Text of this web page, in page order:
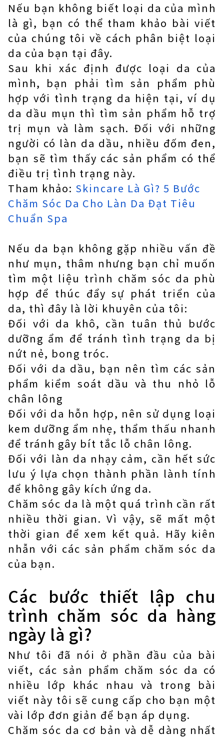
Nếu bạn không biết loại da của mình
là gì, bạn có thể tham khảo bài viết
của chúng tôi về cách phân biệt loại
da của bạn tại đây.
Sau khi xác định được loại da của
mình, bạn phải tìm sản phẩm phù
hợp với tình trạng da hiện tại, ví dụ
da dầu mụn thì tìm sản phẩm hỗ trợ
trị mụn và làm sạch. Đối với những
người có làn da dầu, nhiều đốm đen,
bạn sẽ tìm thấy các sản phẩm có thể
điều trị tình trạng này.
Tham khảo: Skincare Là Gì? 5 Bước
Chăm Sóc Da Cho Làn Da Đạt Tiêu
Chuẩn Spa
Nếu da bạn không gặp nhiều vấn đề
như mụn, thâm nhưng bạn chỉ muốn
tìm một liệu trình chăm sóc da phù
hợp để thúc đẩy sự phát triển của
da, thì đây là lời khuyên của tôi:
Đối với da khô, cần tuân thủ bước
dưỡng ẩm để tránh tình trạng da bị
nứt nẻ, bong tróc.
Đối với da dầu, bạn nên tìm các sản
phẩm kiểm soát dầu và thu nhỏ lỗ
chân lông
Đối với da hỗn hợp, nên sử dụng loại
kem dưỡng ẩm nhẹ, thẩm thấu nhanh
để tránh gây bít tắc lỗ chân lông.
Đối với làn da nhạy cảm, cần hết sức
lưu ý lựa chọn thành phần lành tính
để không gây kích ứng da.
Chăm sóc da là một quá trình cần rất
nhiều thời gian. Vì vậy, sẽ mất một
thời gian để xem kết quả. Hãy kiên
nhẫn với các sản phẩm chăm sóc da
của bạn.
Các bước thiết lập chu
trình chăm sóc da hàng
ngày là gì?
Như tôi đã nói ở phần đầu của bài
viết, các sản phẩm chăm sóc da có
nhiều lớp khác nhau và trong bài
viết này tôi sẽ cung cấp cho bạn một
vài lớp đơn giản để bạn áp dụng.
Chăm sóc da cơ bản và dễ dàng nhất